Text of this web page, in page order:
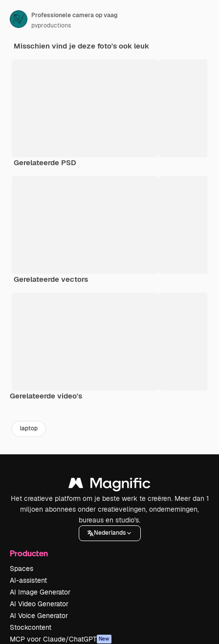
Professionele camera op vaag
pvproductions
Misschien vind je deze foto's ook leuk
Gerelateerde PSD
Gerelateerde vectors
Gerelateerde video's
laptop
Het creatieve platform om je beste werk te creëren. Meer dan 1
miljoen abonnees onder creatievelingen, ondernemingen,
bureaus en studio's.
Nederlands
Producten
Spaces
AI-assistent
AI Image Generator
AI Video Generator
AI Voice Generator
Stockcontent
MCP voor Claude/ChatGPT New